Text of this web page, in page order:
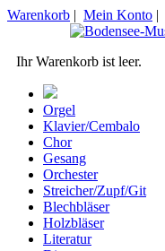
Warenkorb | Mein Konto |
Ihr Warenkorb ist leer.
Orgel
Klavier/Cembalo
Chor
Gesang
Orchester
Streicher/Zupf/Git
Blechbläser
Holzbläser
Literatur